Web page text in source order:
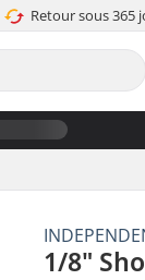
Retour sous 365
1/8"